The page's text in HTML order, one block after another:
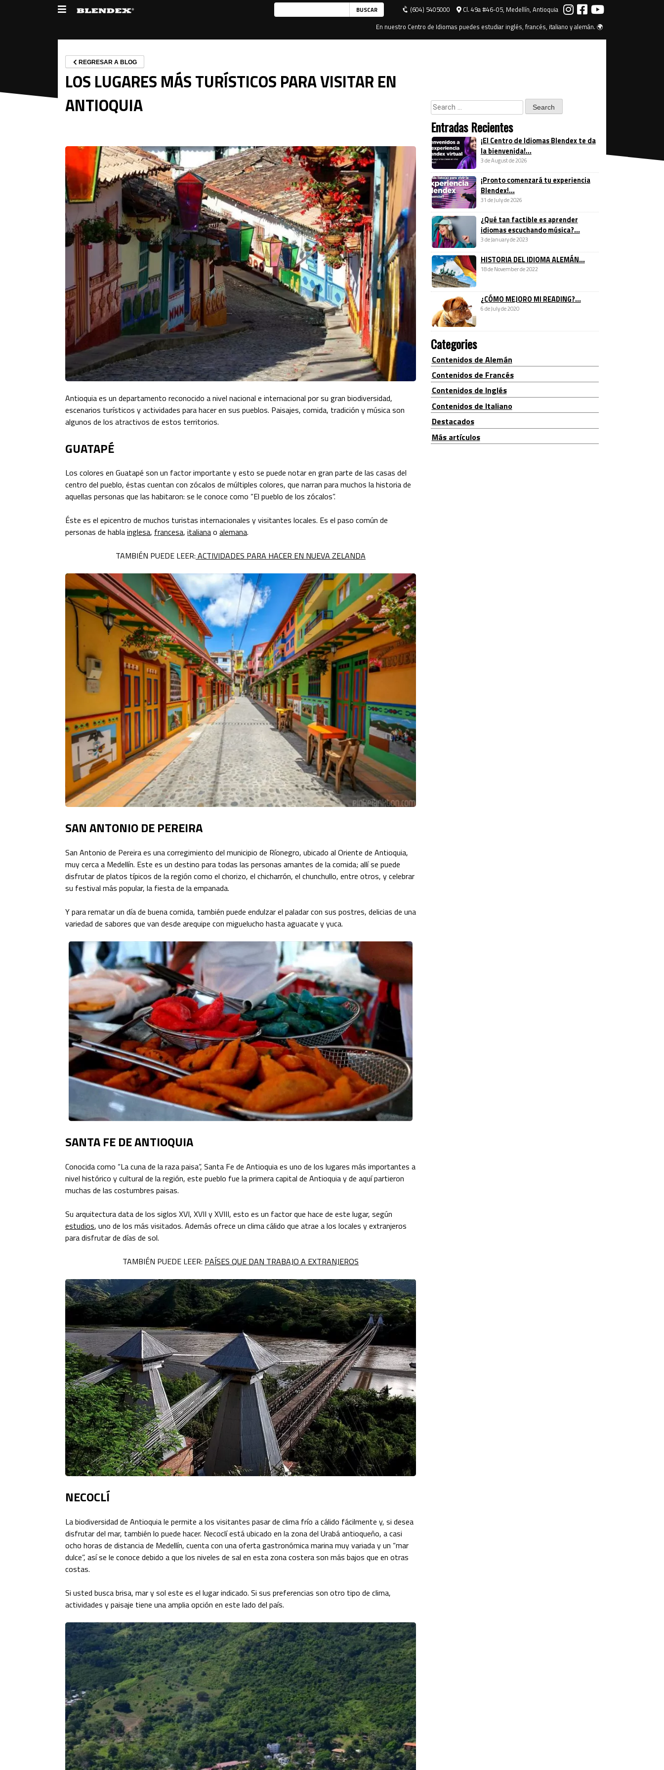
(604) 5405000
Cl. 49a #46-05, Medellín, Antioquia
En nuestro Centro de Idiomas puedes estudiar inglés, francés, italiano y alemán. 🌍
REGRESAR A BLOG
LOS LUGARES MÁS TURÍSTICOS PARA VISITAR EN
ANTIOQUIA
Antioquia es un departamento reconocido a nivel nacional e internacional por su gran biodiversidad,
escenarios turísticos y actividades para hacer en sus pueblos. Paisajes, comida, tradición y música son
algunos de los atractivos de estos territorios.
GUATAPÉ
Los colores en Guatapé son un factor importante y esto se puede notar en gran parte de las casas del
centro del pueblo, éstas cuentan con zócalos de múltiples colores, que narran para muchos la historia de
aquellas personas que las habitaron: se le conoce como “El pueblo de los zócalos”.
Éste es el epicentro de muchos turistas internacionales y visitantes locales. Es el paso común de
personas de hablainglesa, francesa, italianao alemana.
TAMBIÉN PUEDE LEER: ACTIVIDADES PARA HACER EN NUEVA ZELANDA
SAN ANTONIO DE PEREIRA
San Antonio de Pereira es una corregimiento del municipio de Ríonegro, ubicado al Oriente de Antioquia,
muy cerca a Medellín. Este es un destino para todas las personas amantes de la comida; allí se puede
disfrutar de platos típicos de la región como el chorizo, el chicharrón, el chunchullo, entre otros, y celebrar
su festival más popular, la fiesta de la empanada.
Y para rematar un día de buena comida, también puede endulzar el paladar con sus postres, delicias de una
variedad de sabores que van desde arequipe con miguelucho hasta aguacate y yuca.
SANTA FE DE ANTIOQUIA
Conocida como “La cuna de la raza paisa”, Santa Fe de Antioquia es uno de los lugares más importantes a
nivel histórico y cultural de la región, este pueblo fue la primera capital de Antioquia y de aquí partieron
muchas de las costumbres paisas.
Su arquitectura data de los siglos XVI, XVII y XVIII, esto es un factor que hace de este lugar, según
estudios, uno de los más visitados. Además ofrece un clima cálido que atrae a los locales y extranjeros
para disfrutar de días de sol.
TAMBIÉN PUEDE LEER: PAÍSES QUE DAN TRABAJO A EXTRANJEROS
NECOCLÍ
La biodiversidad de Antioquia le permite a los visitantes pasar de clima frío a cálido fácilmente y, si desea
disfrutar del mar, también lo puede hacer. Necoclí está ubicado en la zona del Urabá antioqueño, a casi
ocho horas de distancia de Medellín, cuenta con una oferta gastronómica marina muy variada y un “mar
dulce”, así se le conoce debido a que los niveles de sal en esta zona costera son más bajos que en otras
costas.
Si usted busca brisa, mar y sol este es el lugar indicado. Si sus preferencias son otro tipo de clima,
actividades y paisaje tiene una amplia opción en este lado del país.
Entradas Recientes
¡El Centro de Idiomas Blendex te da
la bienvenida!...
3 de August de 2026
¡Pronto comenzará tu experiencia
Blendex!...
31 de July de 2026
¿Qué tan factible es aprender
idiomas escuchando música?...
3 de January de 2023
HISTORIA DEL IDIOMA ALEMÁN...
18 de November de 2022
¿CÓMO MEJORO MI READING?...
6 de July de 2020
Categories
Contenidos de Alemán
Contenidos de Francés
Contenidos de Inglés
Contenidos de Italiano
Destacados
Más artículos